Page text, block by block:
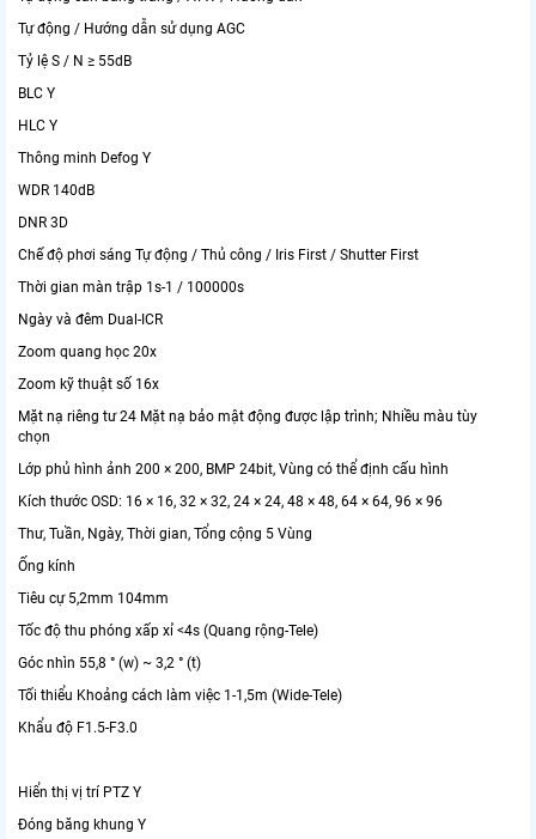
Tự động / Hướng dẫn sử dụng AGC
Tỷ lệ S / N ≥ 55dB
BLC Y
HLC Y
Thông minh Defog Y
WDR 140dB
DNR 3D
Chế độ phơi sáng Tự động / Thủ công / Iris First / Shutter First
Thời gian màn trập 1s-1 / 100000s
Ngày và đêm Dual-ICR
Zoom quang học 20x
Zoom kỹ thuật số 16x
Mặt nạ riêng tư 24 Mặt nạ bảo mật động được lập trình; Nhiều màu tùy
chọn
Lớp phủ hình ảnh 200 × 200, BMP 24bit, Vùng có thể định cấu hình
Kích thước OSD: 16 × 16, 32 × 32, 24 × 24, 48 × 48, 64 × 64, 96 × 96
Thư, Tuần, Ngày, Thời gian, Tổng cộng 5 Vùng
Ống kính
Tiêu cự 5,2mm 104mm
Tốc độ thu phóng xấp xỉ <4s (Quang rộng-Tele)
Góc nhìn 55,8 ° (w) ~ 3,2 ° (t)
Tối thiểu Khoảng cách làm việc 1-1,5m (Wide-Tele)
Khẩu độ F1.5-F3.0
Hiển thị vị trí PTZ Y
Đóng băng khung Y